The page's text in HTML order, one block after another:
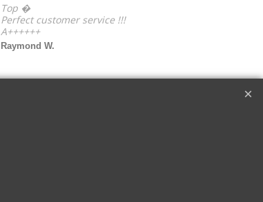
Top �
Perfect customer service !!!
A++++++
Raymond W.
de Quintus